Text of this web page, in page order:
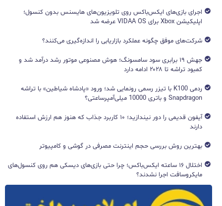
اجرای بازی‌های ایکس‌باکس روی تلویزیون‌های هایسنس بدون کنسول؛
اپلیکیشن Xbox برای VIDAA OS عرضه شد
شرکت‌های موفق چگونه عملکرد بازاریابی را اندازه‌گیری می‌کنند؟
جهش ۱۹ برابری سود سامسونگ؛ هوش مصنوعی موتور رشد درآمد شد و
کمبود تراشه تا ۲۰۲۸ ادامه دارد
ردمی K100 با تیزر رسمی رونمایی شد؛ ورود «پادشاه شیاطین» با تراشه
Snapdragon و باتری 10000 میلی‌آمپرساعتی؟
آیفون قدیمی را دور نیندازید؛ ۱۰ کاربرد جذاب که هنوز هم ارزش استفاده
دارند
بهترین روش بررسی حجم اینترنت مصرفی در گوشی و کامپیوتر
اختلال ۱۶ ساعته ایکس‌باکس؛ چرا حتی بازی‌های دیسکی هم روی کنسول‌های
مایکروسافت اجرا نشدند؟